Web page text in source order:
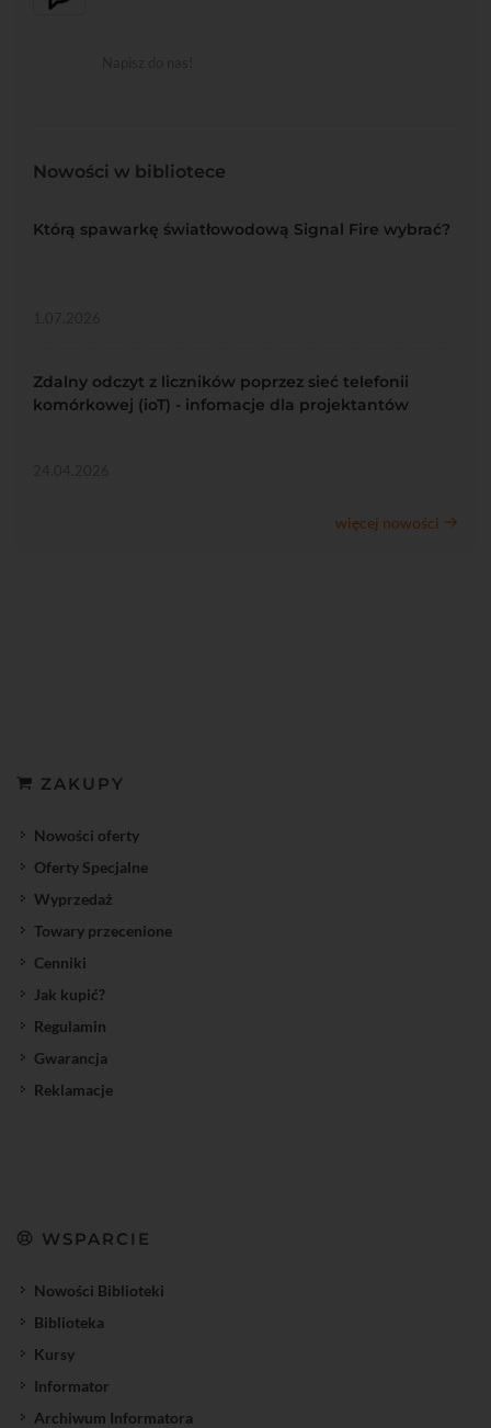
Nowości w bibliotece
Którą spawarkę światłowodową Signal Fire wybrać?
Zdalny odczyt z liczników poprzez sieć telefonii
komórkowej (ioT) - infomacje dla projektantów
więcej nowości
ZAKUPY
Nowości oferty
Oferty Specjalne
Wyprzedaż
Towary przecenione
Cenniki
Jak kupić?
Regulamin
Gwarancja
Reklamacje
WSPARCIE
Nowości Biblioteki
Biblioteka
Kursy
Informator
Archiwum Informatora